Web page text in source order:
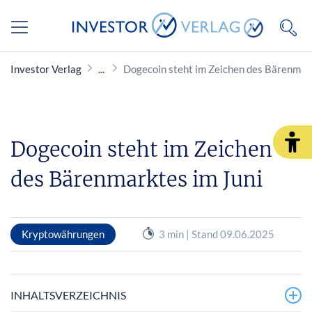
Investor Verlag Dogecoin steht im Zeichen des
Dogecoin steht im Zeichen
des Bärenmarktes im Juni
Kryptowährungen 3 min | Stand 09.06.2025
INHALTSVERZEICHNIS